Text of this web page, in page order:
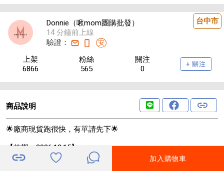
台中市
Donnie（啾mom團購批發）
14 分鐘前上線
驗證：
安
上架
6866
粉絲
565
關注
0
+ 關注
商品說明
🌟廠商現貨跑很快，有單請先下🌟
【效期：2026.12.15】
✨✨清新口氣 濃郁茶香🍵 天然純粹~ 🍃二姊嚴選 養生綠茶糖
加入購物車